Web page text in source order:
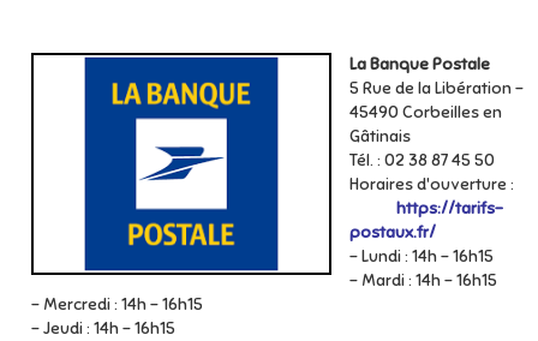
La Banque Postale
5 Rue de la Libération –
45490 Corbeilles en
Gâtinais
Tél. : 02 38 87 45 50
Horaires
https://tarifs-
postaux.fr/
- Lundi : 14h - 16h15
- Mardi : 14h - 16h15
- Mercredi : 14h - 16h15
- Jeudi : 14h - 16h15